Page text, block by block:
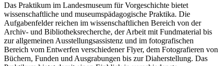
Das Praktikum im Landesmuseum für Vorgeschichte bietet
wissenschaftliche und museumspädagogische Praktika. Die
Aufgabenfelder reichen im wissenschaftlichen Bereich von der
Archiv- und Bibliotheksrecherche, der Arbeit mit Fundmaterial bis
zur allgemeinen Ausstellungsassistenz und im fotografischen
Bereich vom Entwerfen verschiedener Flyer, dem Fotografieren von
Büchern, Funden und Ausgrabungen bis zur Diaherstellung. Das